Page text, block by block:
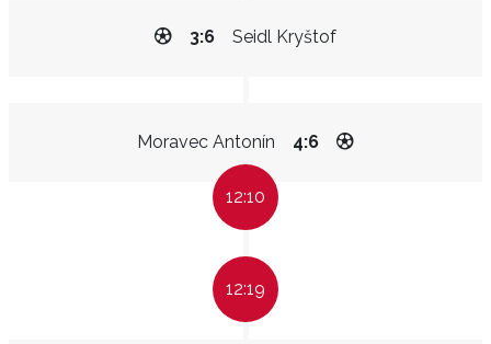
Seidl Kryštof
3:6
Moravec Antonín 4:6
12:10
12:19